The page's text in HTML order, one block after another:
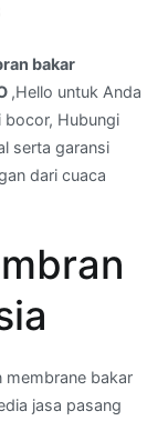
bakar
,Hello untuk Anda
bocor, Hubungi
serta garansi
dari cuaca
membrane bakar
jasa pasang